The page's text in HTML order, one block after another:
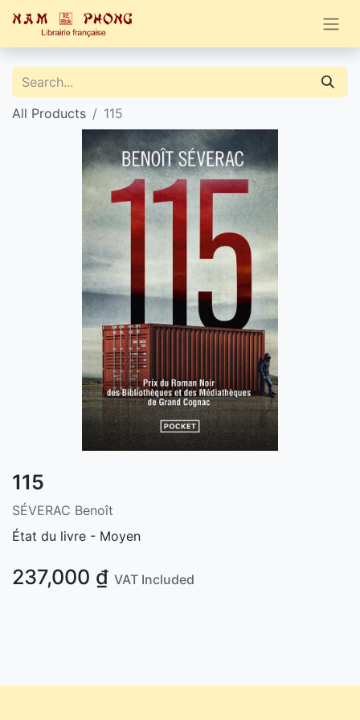
All Products 115
115
SÉVERAC Benoît
État du livre - Moyen
237,000 ₫ VAT Included